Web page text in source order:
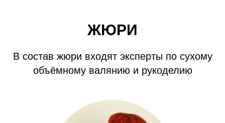
ЖЮРИ
В состав жюри входят эксперты по сухому
объёмному валянию и рукоделию